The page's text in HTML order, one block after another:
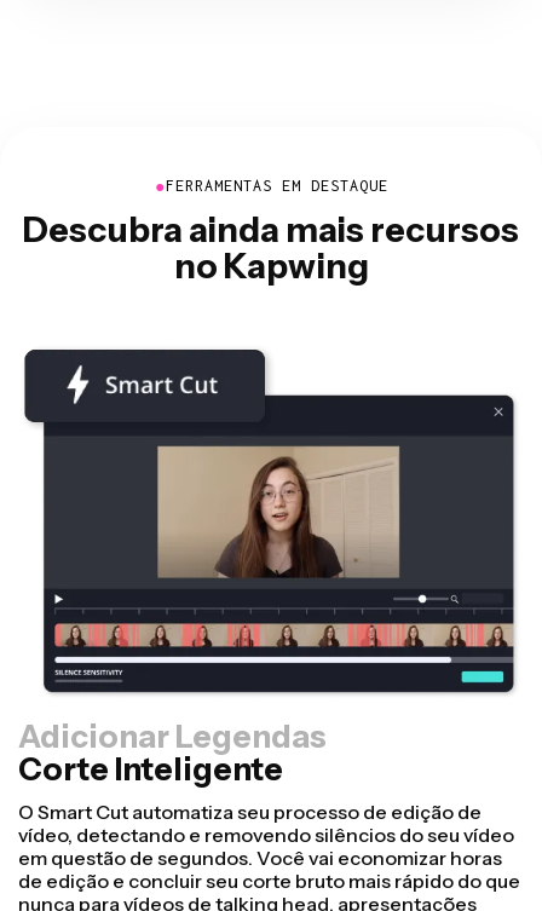
●FERRAMENTAS EM DESTAQUE
Descubra ainda mais recursos
no Kapwing
Adicionar Legendas
Corte Inteligente
Redimensionador
Transforme vídeos mais rapidamente e deixe-os mais
profissionais com nosso recurso de
Redimensionamento de Tela! Em apenas alguns